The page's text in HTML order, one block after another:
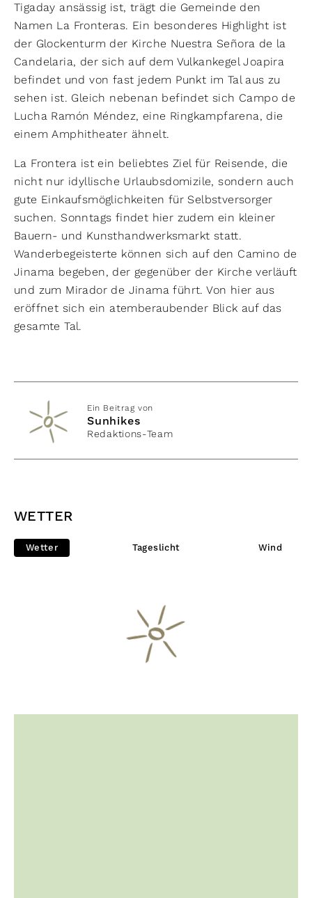
Tigaday ansässig ist, trägt die Gemeinde den
Namen La Fronteras. Ein besonderes Highlight ist
der Glockenturm der Kirche Nuestra Señora de la
Candelaria, der sich auf dem Vulkankegel Joapira
befindet und von fast jedem Punkt im Tal aus zu
sehen ist. Gleich nebenan befindet sich Campo de
Lucha Ramón Méndez, eine Ringkampfarena, die
einem Amphitheater ähnelt.
La Frontera ist ein beliebtes Ziel für Reisende, die
nicht nur idyllische Urlaubsdomizile, sondern auch
gute Einkaufsmöglichkeiten für Selbstversorger
suchen. Sonntags findet hier zudem ein kleiner
Bauern- und Kunsthandwerksmarkt statt.
Wanderbegeisterte können sich auf den Camino de
Jinama begeben, der gegenüber der Kirche verläuft
und zum Mirador de Jinama führt. Von hier aus
eröffnet sich ein atemberaubender Blick auf das
gesamte Tal.
Ein Beitrag von
Sunhikes
Redaktions-Team
WETTER
Wetter Tageslicht Wind